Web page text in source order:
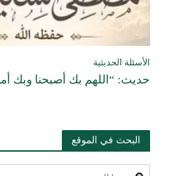
الأسئلة الحديثية
حديث: “اللهم بك أصبحنا وبك
البحث في الموقع